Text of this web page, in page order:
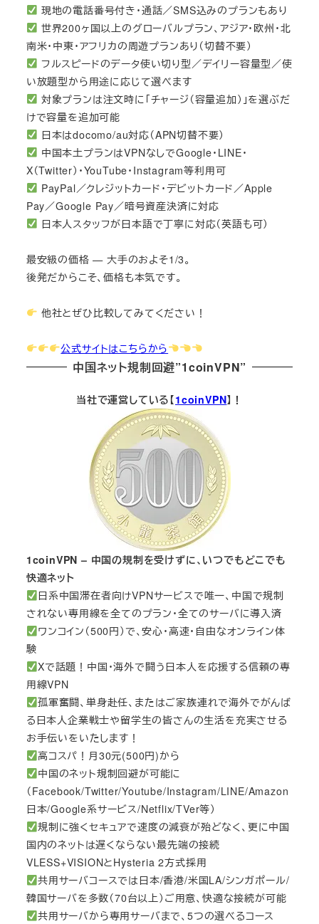
現地の電話番号付き・通話／SMS込みのプランもあり
世界200ヶ国以上のグローバルプラン、アジア・欧州・北
南米・中東・アフリカの周遊プランあり（切替不要）
フルスピードのデータ使い切り型／デイリー容量型／使
い放題型から用途に応じて選べます
対象プランは注文時に「チャージ（容量追加）」を選ぶだ
けで容量を追加可能
日本はdocomo/au対応（APN切替不要）
中国本土プランはVPNなしでGoogle・LINE・
X（Twitter）・YouTube・Instagram等利用可
PayPal／クレジットカード・デビットカード／Apple
Pay／Google Pay／暗号資産決済に対応
日本人スタッフが日本語で丁寧に対応（英語も可）
最安級の価格 — 大手のおよそ1/3。
後発だからこそ、価格も本気です。
他社とぜひ比較してみてください！
公式サイトはこちらから
中国ネット規制回避”1coinVPN”
当社で運営している【1coinVPN】！
1coinVPN – 中国の規制を受けずに、いつでもどこでも
快適ネット
日系中国滞在者向けVPNサービスで唯一、中国で規制
されない専用線を全てのプラン・全てのサーバに導入済
ワンコイン（500円）で、安心・高速・自由なオンライン体
験
Xで話題！中国・海外で闘う日本人を応援する信頼の専
用線VPN
孤軍奮闘、単身赴任、またはご家族連れで海外でがんば
る日本人企業戦士や留学生の皆さんの生活を充実させる
お手伝いをいたします！
高コスパ！月30元(500円)から
中国のネット規制回避が可能に
（Facebook/Twitter/Youtube/Instagram/LINE/Amazon
日本/Google系サービス/Netflix/TVer等）
規制に強くセキュアで速度の減衰が殆どなく、更に中国
国内のネットは遅くならない最先端の接続
VLESS+VISIONとHysteria 2方式採用
共用サーバコースでは日本/香港/米国LA/シンガポール/
韓国サーバを多数（70台以上）ご用意、快適な接続が可能
共用サーバから専用サーバまで、5つの選べるコース